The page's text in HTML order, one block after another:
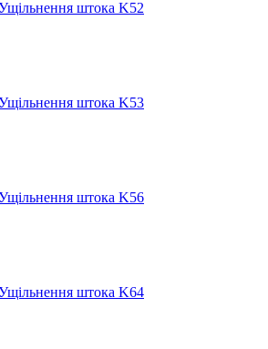
штока K52
штока K53
штока K56
штока K64